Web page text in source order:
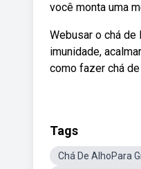
você monta uma
Webusar o chá
imunidade,
como fazer chá
Tags
Chá De AlhoPara